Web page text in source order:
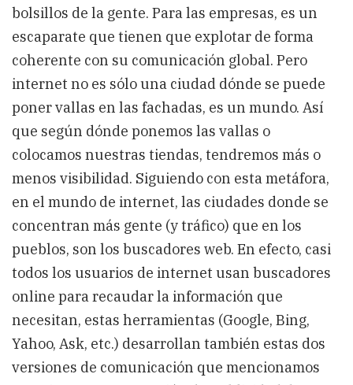
bolsillos de la gente. Para las empresas, es un
escaparate que tienen que explotar de forma
coherente con su comunicación global. Pero
internet no es sólo una ciudad dónde se puede
poner vallas en las fachadas, es un mundo. Así
que según dónde ponemos las vallas o
colocamos nuestras tiendas, tendremos más o
menos visibilidad. Siguiendo con esta metáfora,
en el mundo de internet, las ciudades donde se
concentran más gente (y tráfico) que en los
pueblos, son los buscadores web. En efecto, casi
todos los usuarios de internet usan buscadores
online para recaudar la información que
necesitan, estas herramientas (Google, Bing,
Yahoo, Ask, etc.) desarrollan también estas dos
versiones de comunicación que mencionamos